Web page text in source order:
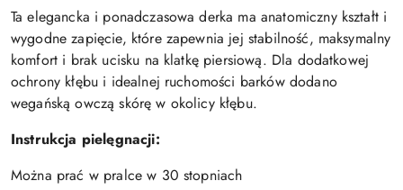
Ta elegancka i ponadczasowa derka ma anatomiczny kształt i
wygodne zapięcie, które zapewnia jej stabilność, maksymalny
komfort i brak ucisku na klatkę piersiową. Dla dodatkowej
ochrony kłębu i idealnej ruchomości barków dodano
wegańską owczą skórę w okolicy kłębu.
Instrukcja pielęgnacji:
Można prać w pralce w 30 stopniach